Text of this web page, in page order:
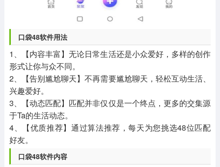
口袋48软件用法
1、【内容丰富】无论日常生活还是小众爱好，多样的创作
形式让你与众不同。
2、【告别尴尬聊天】不再需要尴尬聊天，轻松互动生活、
兴趣爱好。
3、【动态匹配】匹配并非仅仅是一个终点，更多的交集源
于Ta的生活动态。
4、【优质推荐】通过算法推荐，每天为您挑选48位匹配
好友。
口袋48软件内容